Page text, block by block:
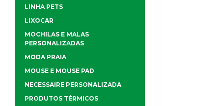
LINHA PETS
LIXOCAR
MOCHILAS E MALAS
PERSONALIZADAS
MODA PRAIA
MOUSE E MOUSE PAD
NECESSAIRE PERSONALIZADA
PRODUTOS TÉRMICOS